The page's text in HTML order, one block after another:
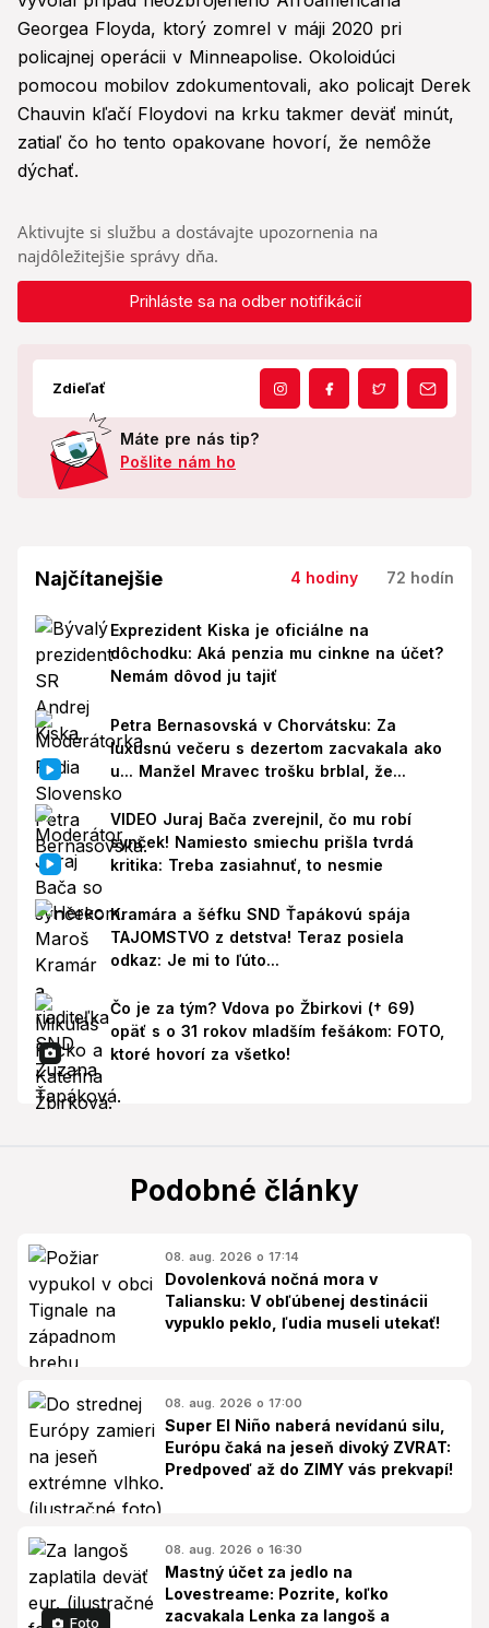
Georgea Floyda, ktorý zomrel v máji 2020 pri
policajnej operácii v Minneapolise. Okoloidúci
pomocou mobilov zdokumentovali, ako policajt Derek
Chauvin kľačí Floydovi na krku takmer deväť minút,
zatiaľ čo ho tento opakovane hovorí, že nemôže
dýchať.
Aktivujte si službu a dostávajte upozornenia na
najdôležitejšie správy dňa.
Prihláste sa na odber notifikácií
Zdieľať
Máte pre nás tip?
Pošlite nám ho
Najčítanejšie 4 hodiny 72 hodín
Exprezident Kiska je oficiálne na
dôchodku: Aká penzia mu cinkne na účet?
Nemám dôvod ju tajiť
Petra Bernasovská v Chorvátsku: Za
luxusnú večeru s dezertom zacvakala ako
u... Manžel Mravec trošku brblal, že...
VIDEO Juraj Bača zverejnil, čo mu robí
synček! Namiesto smiechu prišla tvrdá
kritika: Treba zasiahnuť, to nesmie
Kramára a šéfku SND Ťapákovú spája
TAJOMSTVO z detstva! Teraz posiela
odkaz: Je mi to ľúto...
Čo je za tým? Vdova po Žbirkovi († 69)
opäť s o 31 rokov mladším fešákom: FOTO,
ktoré hovorí za všetko!
Podobné články
08. aug. 2026 o 17:14
Dovolenková nočná mora v
Taliansku: V obľúbenej destinácii
vypuklo peklo, ľudia museli utekať!
08. aug. 2026 o 17:00
Super El Niño naberá nevídanú silu,
Európu čaká na jeseň divoký ZVRAT:
Predpoveď až do ZIMY vás prekvapí!
Foto
08. aug. 2026 o 16:30
Mastný účet za jedlo na
Lovestreame: Pozrite, koľko
zacvakala Lenka za langoš a